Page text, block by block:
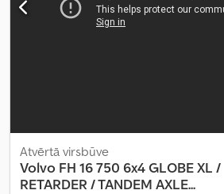
Atvērtā virsbūve
Volvo FH 16 750 6x4 GLOBE XL /
RETARDER / TANDEM AXLE...